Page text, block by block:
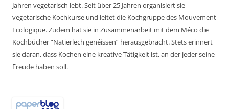
Jahren vegetarisch lebt. Seit über 25 Jahren organisiert sie
vegetarische Kochkurse und leitet die Kochgruppe des Mouvement
Ecologique. Zudem hat sie in Zusammenarbeit mit dem Méco die
Kochbücher “Natierlech genéissen” herausgebracht. Stets erinnert
sie daran, dass Kochen eine kreative Tätigkeit ist, an der jeder seine
Freude haben soll.